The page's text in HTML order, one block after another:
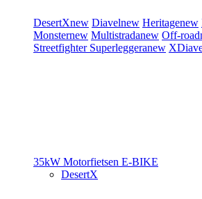
DesertXnew Diavelnew Heritagenew
Monsternew Multistradanew Off-road
Streetfighter Superleggeranew
35kW Motorfietsen E-BIKE
DesertX